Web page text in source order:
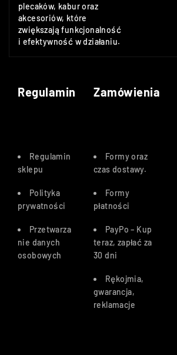
plecaków, kabur oraz
akcesoriów, które
zwiększają funkcjonalność
i efektywność w działaniu.
Regulamin Zamówienia
Regulamin
sklepu
Polityka
prywatności
Przetwarza
nie danych
osobowych
Formy oraz
czas dostawy.
Formy
płatności
PayPo – Kup
teraz, zapłać za
30 dni
Rękojmia,
gwarancja,
reklamacje